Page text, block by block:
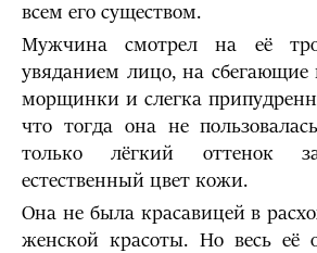
всем его существом.
Мужчина смотрел на её
увяданием лицо, на сбегающие
морщинки и слегка
что тогда она не
только лёгкий оттенок
естественный цвет кожи.
Она не была красавицей в
женской красоты. Но весь её